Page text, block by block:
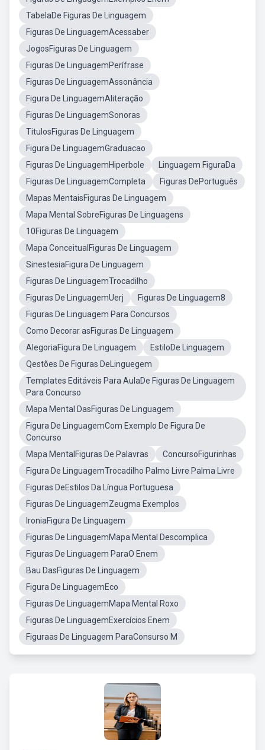
TabelaDe Figuras De Linguagem
Figuras De LinguagemAcessaber
JogosFiguras De Linguagem
Figuras De LinguagemPerífrase
Figuras De LinguagemAssonância
Figura De LinguagemAliteração
Figuras De LinguagemSonoras
TitulosFiguras De Linguagem
Figura De LinguagemGraduacao
Figuras De LinguagemHiperbole
Linguagem FiguraDa
Figuras De LinguagemCompleta
Figuras DePortuguês
Mapas MentaisFiguras De Linguagem
Mapa Mental SobreFiguras De Linguagens
10Figuras De Linguagem
Mapa ConceitualFiguras De Linguagem
SinestesiaFigura De Linguagem
Figuras De LinguagemTrocadilho
Figuras De LinguagemUerj
Figuras De Linguagem8
Figuras De Linguagem Para Concursos
Como Decorar asFiguras De Linguagem
AlegoriaFigura De Linguagem
EstiloDe Linguagem
Qestões De Figuras DeLinguegem
Templates Editáveis Para AulaDe Figuras De Linguagem
Para Concurso
Mapa Mental DasFiguras De Linguagem
Figura De LinguagemCom Exemplo De Figura De
Concurso
Mapa MentalFiguras De Palavras
ConcursoFigurinhas
Figura De LinguagemTrocadilho Palmo Livre Palma Livre
Figuras DeEstilos Da Língua Portuguesa
Figuras De LinguagemZeugma Exemplos
IroniaFigura De Linguagem
Figuras De LinguagemMapa Mental Descomplica
Figuras De Linguagem ParaO Enem
Bau DasFiguras De Linguagem
Figura De LinguagemEco
Figuras De LinguagemMapa Mental Roxo
Figuras De LinguagemExercícios Enem
Figuraas De Linguagem ParaConsurso M